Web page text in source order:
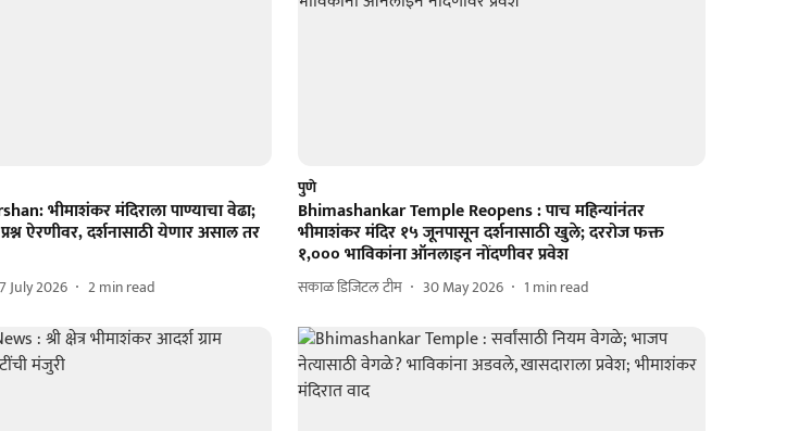
भीमाशंकर मंदिराला पाण्याचा वेढा;
ऐरणीवर, दर्शनासाठी येणार असाल तर
July 2026 2min read
पुणे
Bhimashankar Temple Reopens : पाच महिन्यांनंतर
भीमाशंकर मंदिर १५ जूनपासून दर्शनासाठी खुले; दररोज फक्त
१,००० भाविकांना ऑनलाइन नोंदणीवर प्रवेश
सकाळ डिजिटल टीम 30 May 2026 1 min read